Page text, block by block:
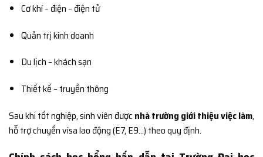
Cơ khí – điện – điện tử
Quản trị kinh doanh
Du lịch – khách sạn
Thiết kế – truyền thông
Sau khi tốt nghiệp, sinh viên được nhà trường giới thiệu việc làm,
hỗ trợ chuyển visa lao động (E7, E9…) theo quy định.